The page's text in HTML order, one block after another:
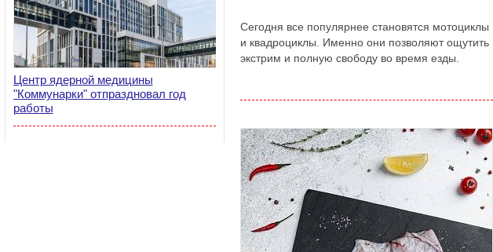
Центр ядерной медицины
"Коммунарки" отпраздновал год
работы
Сегодня все популярнее становятся мотоциклы
и квадроциклы. Именно они позволяют ощутить
экстрим и полную свободу во время езды.